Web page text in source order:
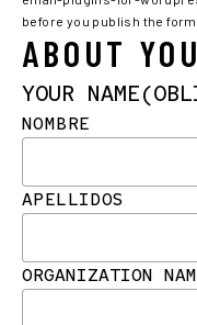
before you publish the form.
ABOUT YOU
YOUR NAME
NOMBRE
APELLIDOS
ORGANIZATION